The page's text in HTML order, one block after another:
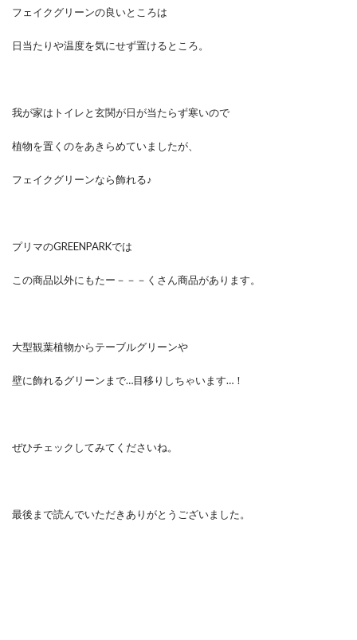
フェイクグリーンの良いところは
日当たりや温度を気にせず置けるところ。
我が家はトイレと玄関が日が当たらず寒いので
植物を置くのをあきらめていましたが、
フェイクグリーンなら飾れる♪
プリマのGREENPARKでは
この商品以外にもたー－－－くさん商品があります。
大型観葉植物からテーブルグリーンや
壁に飾れるグリーンまで…目移りしちゃいます…！
ぜひチェックしてみてくださいね。
最後まで読んでいただきありがとうございました。